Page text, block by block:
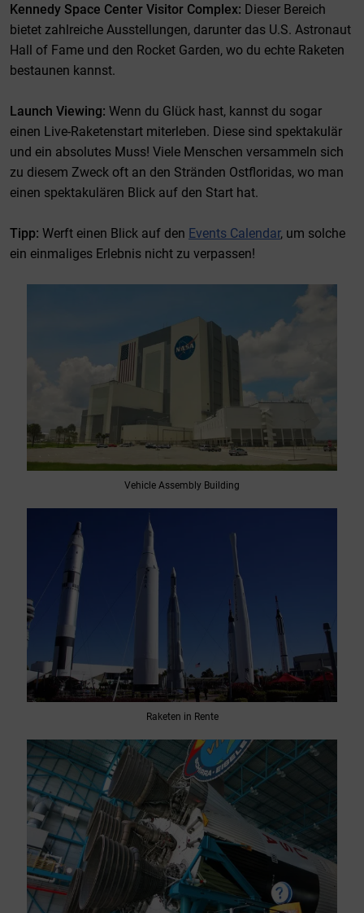
Kennedy Space Center Visitor Complex: Dieser Bereich
bietet zahlreiche Ausstellungen, darunter das U.S. Astronaut
Hall of Fame und den Rocket Garden, wo du echte Raketen
bestaunen kannst.
Launch Viewing: Wenn du Glück hast, kannst du sogar
einen Live-Raketenstart miterleben. Diese sind spektakulär
und ein absolutes Muss! Viele Menschen versammeln sich
zu diesem Zweck oft an den Stränden Ostfloridas, wo man
einen spektakulären Blick auf den Start hat.
Tipp: Werft einen Blick auf den Events Calendar, um solche
ein einmaliges Erlebnis nicht zu verpassen!
Vehicle Assembly Building
Raketen in Rente